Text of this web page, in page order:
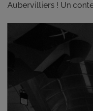
Aubervilliers ! Un